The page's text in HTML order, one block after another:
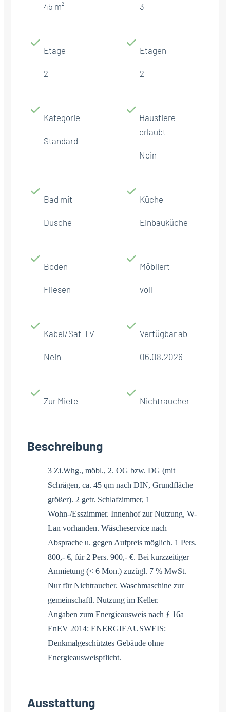
45 m² 3
Etage
2
Etagen
2
Kategorie
Standard
Haustiere
erlaubt
Nein
Bad mit
Dusche
Küche
Einbauküche
Boden
Fliesen
Möbliert
voll
Kabel/Sat-TV
Nein
Verfügbar ab
06.08.2026
Zur Miete Nichtraucher
Beschreibung
3 Zi.Whg., möbl., 2. OG bzw. DG (mit
Schrägen, ca. 45 qm nach DIN, Grundfläche
größer). 2 getr. Schlafzimmer, 1
Wohn-/Esszimmer. Innenhof zur Nutzung, W-
Lan vorhanden. Wäscheservice nach
Absprache u. gegen Aufpreis möglich. 1 Pers.
800,- €, für 2 Pers. 900,- €. Bei kurzzeitiger
Anmietung (< 6 Mon.) zuzügl. 7 % MwSt.
Nur für Nichtraucher. Waschmaschine zur
gemeinschaftl. Nutzung im Keller.
Angaben zum Energieausweis nach ƒ 16a
EnEV 2014: ENERGIEAUSWEIS:
Denkmalgeschütztes Gebäude ohne
Energieausweispflicht.
Ausstattung